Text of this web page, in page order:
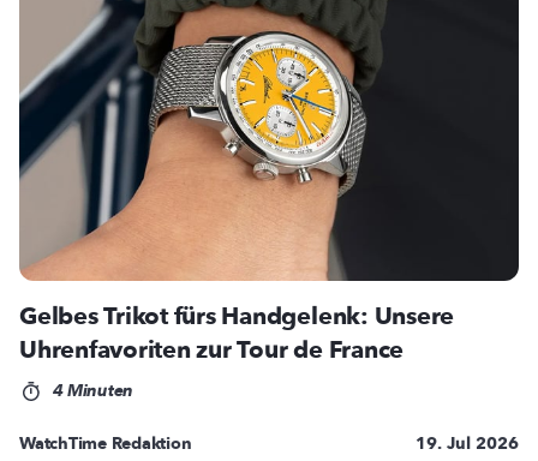
Gelbes Trikot fürs Handgelenk: Unsere
Uhrenfavoriten zur Tour de France
4 Minuten
WatchTime Redaktion 19. Jul 2026